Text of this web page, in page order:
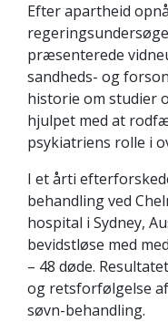
Efter apartheid
præsenterede
sandheds- og
historie om studier
hjulpet med at
psykiatriens rolle i
I et årti
behandling ved
hospital i Sydney,
bevidstløse med
– 48 døde.
og retsforfølgelse
søvn-behandling.